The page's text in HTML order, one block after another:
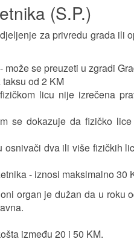
(S.P.)
za privredu grada ili
se preuzeti u zgradi
od 2 KM
licu nije izrečena
se dokazuje da fizičko
dva ili više fizičkih
- iznosi maksimalno 30
organ je dužan da u roku
između 20 i 50 KM.